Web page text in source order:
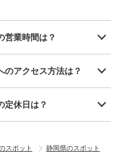
営業時間は？
のアクセス方法は？
定休日は？
スポット
静岡県のスポット